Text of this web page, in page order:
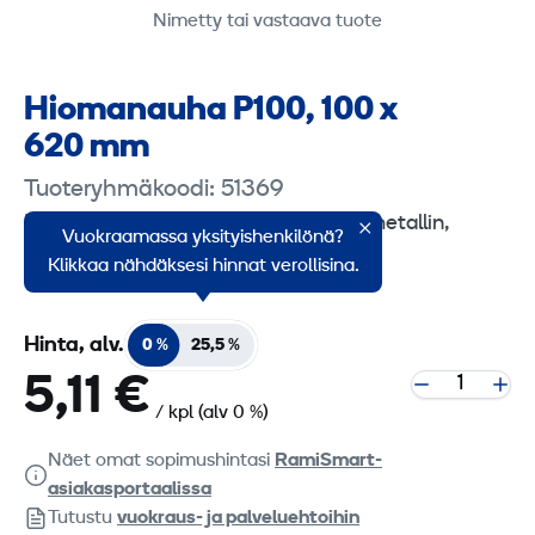
Nimetty tai vastaava tuote
Hioma­nauha P100, 100 x
620 mm
Tuoteryhmäkoodi: 51369
Korkealaatuinen hiomanauha puun, metallin,
muovin yms. hiontaan.
Vuokraamassa yksityishenkilönä?
Klikkaa nähdäksesi hinnat verollisina.
Hinta, alv. 0 % 25,5 %
5,11 € / kpl (alv 0 %)
Näet omat sopimushintasi RamiSmart-
asiakasportaalissa
Tutustu vuokraus- ja palveluehtoihin